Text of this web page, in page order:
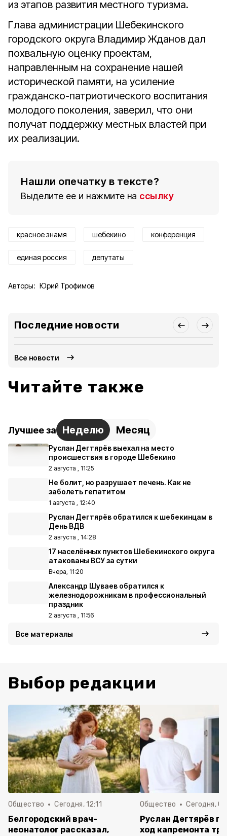
из этапов развития местного туризма.
Глава администрации Шебекинского
городского округа Владимир Жданов дал
похвальную оценку проектам,
направленным на сохранение нашей
исторической памяти, на усиление
гражданско-патриотического воспитания
молодого поколения, заверил, что они
получат поддержку местных властей при
их реализации.
Нашли опечатку в тексте?
Выделите ее и нажмите на ссылку
красное знамя шебекино конференция
единая россия депутаты
Авторы: Юрий Трофимов
Последние новости
Все новости
Читайте также
Лучшее за Неделю Месяц
Руслан Дегтярёв выехал на место
происшествия в городе Шебекино
2 августа , 11:25
Не болит, но разрушает печень. Как не
заболеть гепатитом
1 августа , 12:40
Руслан Дегтярёв обратился к шебекинцам в
День ВДВ
2 августа , 14:28
17 населённых пунктов Шебекинского округа
атакованы ВСУ за сутки
Вчера, 11:20
Александр Шуваев обратился к
железнодорожникам в профессиональный
праздник
2 августа , 11:56
Все материалы
Выбор редакции
Общество Сегодня, 12:11
Белгородский врач-
неонатолог рассказал,
Общество Сегодня,
Руслан Дегтярёв
ход капремонта